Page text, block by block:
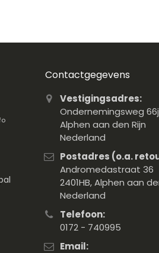
Contactgegevens
Vestigingsadres:
Ondernemingsweg 66j
Alphen aan den Rijn
Nederland
Postadres (o.a.
Andromedastraat 36
2401HB, Alphen aan
Nederland
Telefoon:
0172 - 740995
Email: